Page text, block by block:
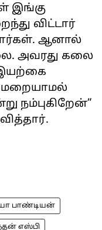
இங்கு
விட்டார்
ஆனால்
அவரது கலை
மறையாமல்
நம்புகிறேன்”
பாண்டியன்
எஸ்பி